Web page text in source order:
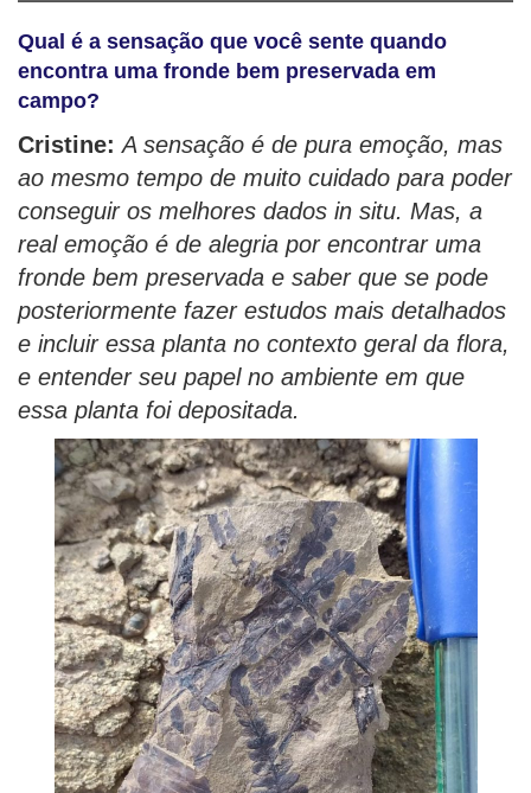
Qual é a sensação que você sente quando
encontra uma fronde bem preservada em
campo?
Cristine: A sensação é de pura emoção, mas
ao mesmo tempo de muito cuidado para poder
conseguir os melhores dados in situ. Mas, a
real emoção é de alegria por encontrar uma
fronde bem preservada e saber que se pode
posteriormente fazer estudos mais detalhados
e incluir essa planta no contexto geral da flora,
e entender seu papel no ambiente em que
essa planta foi depositada.